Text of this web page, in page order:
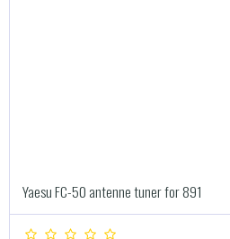
Yaesu FC-50 antenne tuner for 891